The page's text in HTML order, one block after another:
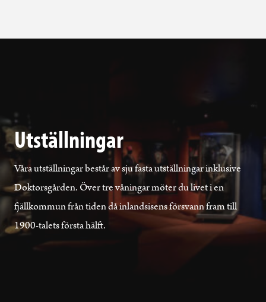
Utställningar
Våra utställningar består av sju fasta utställningar inklusive
Doktorsgården. Över tre våningar möter du livet i en
fjällkommun från tiden då inlandsisens försvann fram till
1900-talets första hälft.